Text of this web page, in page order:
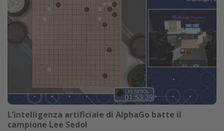
L’intelligenza artificiale di AlphaGo batte il
campione Lee Sedol